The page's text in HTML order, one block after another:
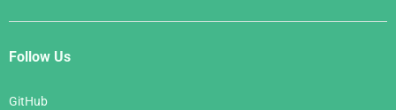
Follow Us
GitHub